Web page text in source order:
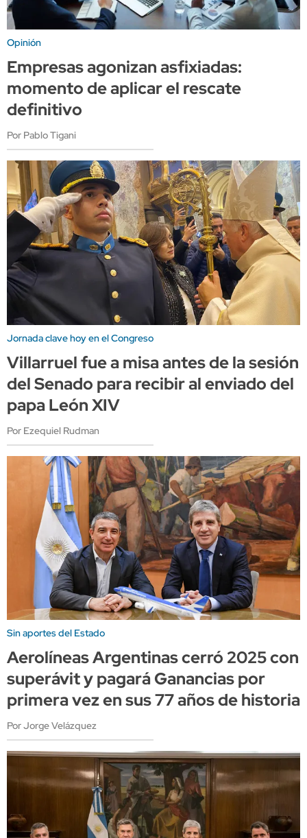
Opinión
Empresas agonizan asfixiadas:
momento de aplicar el rescate
definitivo
Por Pablo Tigani
Jornada clave hoy en el Congreso
Villarruel fue a misa antes de la sesión
del Senado para recibir al enviado del
papa León XIV
Por Ezequiel Rudman
Sin aportes del Estado
Aerolíneas Argentinas cerró 2025 con
superávit y pagará Ganancias por
primera vez en sus 77 años de historia
Por Jorge Velázquez